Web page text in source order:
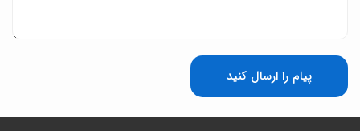
پیام را ارسال کنید